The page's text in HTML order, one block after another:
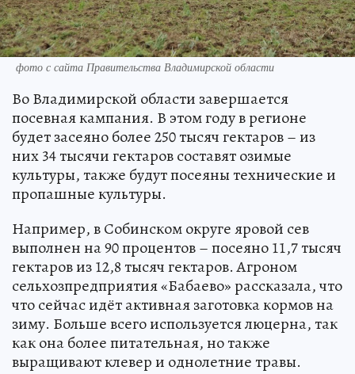
фото с сайта Правительства Владимирской области
Во Владимирской области завершается
посевная кампания. В этом году в регионе
будет засеяно более 250 тысяч гектаров – из
них 34 тысячи гектаров составят озимые
культуры, также будут посеяны технические и
пропашные культуры.
Например, в Собинском округе яровой сев
выполнен на 90 процентов – посеяно 11,7 тысяч
гектаров из 12,8 тысяч гектаров. Агроном
сельхозпредприятия «Бабаево» рассказала, что
что сейчас идёт активная заготовка кормов на
зиму. Больше всего используется люцерна, так
как она более питательная, но также
выращивают клевер и однолетние травы.